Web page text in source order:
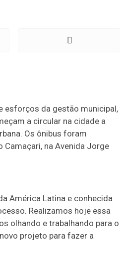
esforços da gestão municipal,
a circular na cidade a
Os ônibus foram
na Avenida Jorge
América Latina e conhecida
Realizamos hoje essa
olhando e trabalhando para o
projeto para fazer a